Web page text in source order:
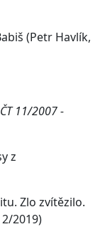
(Petr Havlík,
11/2007 -
z
Zlo zvítězilo.
2019)